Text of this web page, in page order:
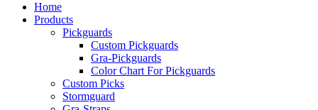
Home
Products
Pickguards
Custom Pickguards
Gra-Pickguards
Color Chart For Pickguards
Custom Picks
Stormguard